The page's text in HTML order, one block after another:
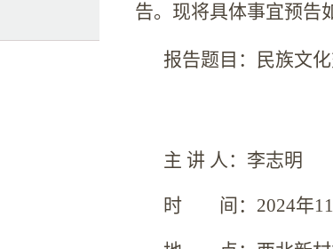
告。现将具体事宜预告
报告题目： 民族文
主 讲 人：李志明
时 间：2024年11